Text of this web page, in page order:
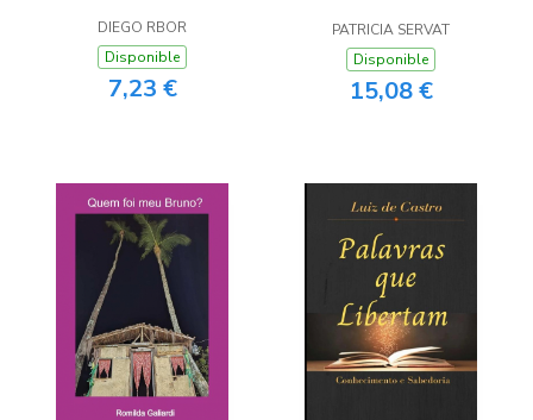
DIEGO RBOR
Disponible
7,23 €
PATRICIA SERVAT
Disponible
15,08 €